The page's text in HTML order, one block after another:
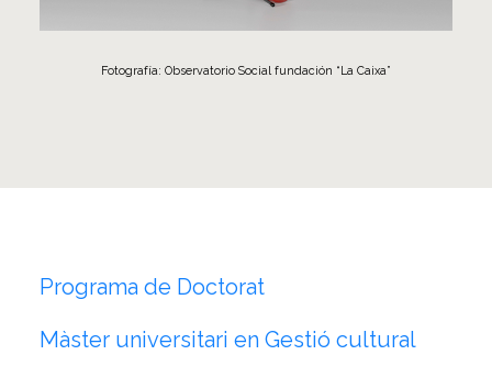
Fotografía: Observatorio Social fundación “La Caixa”
Programa de Doctorat
Màster universitari en Gestió cultural